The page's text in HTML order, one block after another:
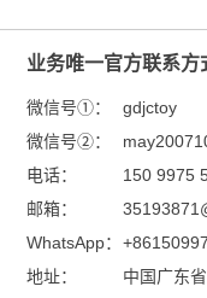
业务唯一官方联系方
微信号①：
gdjctoy
微信号②：
电话：
150 9975
邮箱：
WhatsApp：
地址：
中国广东